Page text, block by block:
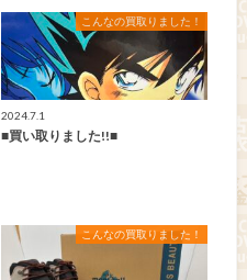
こんなの買取りました！
2024.7.1
■買い取りました!!■
こんなの買取りました！